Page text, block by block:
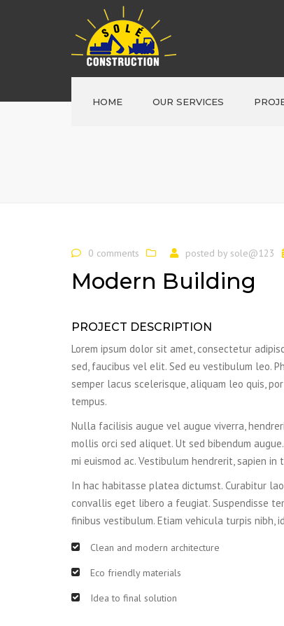
HOME OUR SERVICES
0 comments posted by sole@123
Modern Building
PROJECT DESCRIPTION
Lorem ipsum dolor sit amet, consectetur
sed, faucibus vel elit. Sed eu vestibulum leo.
semper lacus scelerisque, aliquam leo quis,
tempus.
Nulla facilisis augue vel augue viverra,
mollis orci sed aliquet. Ut sed bibendum
mi euismod ac. Vestibulum hendrerit, sapien
In hac habitasse platea dictumst. Curabitur
convallis eget libero a feugiat. Suspendisse
finibus vestibulum. Etiam vehicula turpis nibh,
Clean and modern architecture
Eco friendly materials
Idea to final solution